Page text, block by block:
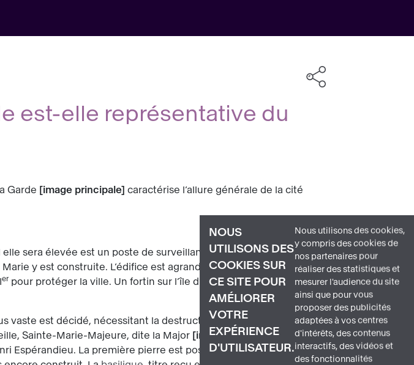
NOUS
UTILISONS DES
COOKIES SUR
CE SITE POUR
AMÉLIORER
VOTRE
EXPÉRIENCE
D'UTILISATEUR.
Nous utilisons des cookies,
y compris des cookies de
nos partenaires pour
réaliser des statistiques et
mesurer l'audience du site
ainsi que pour vous
proposer des publicités
adaptées à vos centres
d'intérêts, des contenus
interactifs, des vidéos et
des fonctionnalités
est-elle représentative du
Garde image principale caractérise l’allure générale de la cité
sera élevée est un poste de surveillance de la baie, d’où son nom
y est construite. L’édifice est agrandi plusieurs fois, puis
er pour protéger la ville. Un fortin sur l’île d’If, futur château d’If, est
vaste est décidé, nécessitant la destruction du fort. Léon Vaudoyer,
Sainte-Marie-Majeure, dite la Major
image 3 , voit son projet
Espérandieu. La première pierre est posée le 11 septembre 1853 et